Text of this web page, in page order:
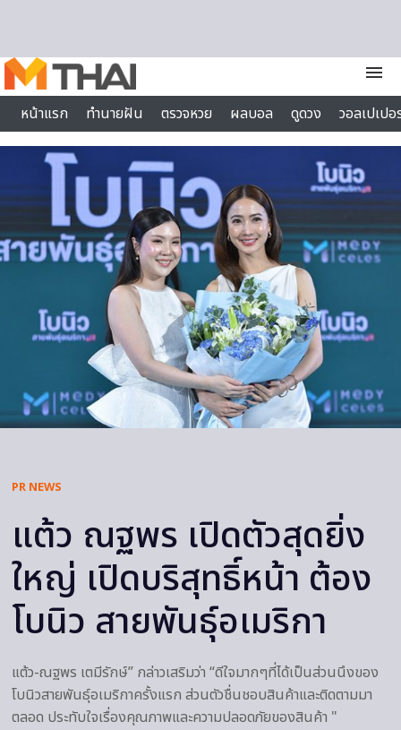
menu
หน้าแรก
ทำนายฝัน ตรวจหวย ผลบอล ดูดวง
วอลเปเป
ไลฟ์สไตล์
PR NEWS
แต้ว ณฐพร เปิดตัวสุดยิ่ง
ใหญ่ เปิดบริสุทธิ์หน้า ต้อง
โบนิว สายพันธุ์อเมริกา
แต้ว-ณฐพร เตมีรักษ์” กล่าวเสริมว่า “ดีใจมากๆที่ได้เป็นส่วนนึงของ
โบนิวสายพันธุ์อเมริกาครั้งแรก ส่วนตัวชื่นชอบสินค้าและติดตามมา
ตลอด ประทับใจเรื่องคุณภาพและความปลอดภัยของสินค้า "